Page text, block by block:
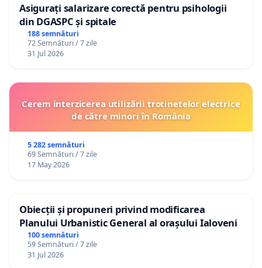
Asigurați salarizare corectă pentru psihologii
din DGASPC și spitale
188 semnături
72 Semnături / 7 zile
31 Jul 2026
Cerem interzicerea utilizării trotinetelor electrice
de către minori în România
5 282 semnături
69 Semnături / 7 zile
17 May 2026
Obiecții și propuneri privind modificarea
Planului Urbanistic General al orașului Ialoveni
100 semnături
59 Semnături / 7 zile
31 Jul 2026